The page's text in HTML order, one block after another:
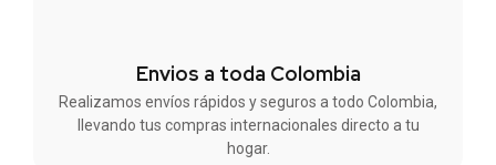
Envios a toda Colombia
Realizamos envíos rápidos y seguros a todo Colombia,
llevando tus compras internacionales directo a tu
hogar.